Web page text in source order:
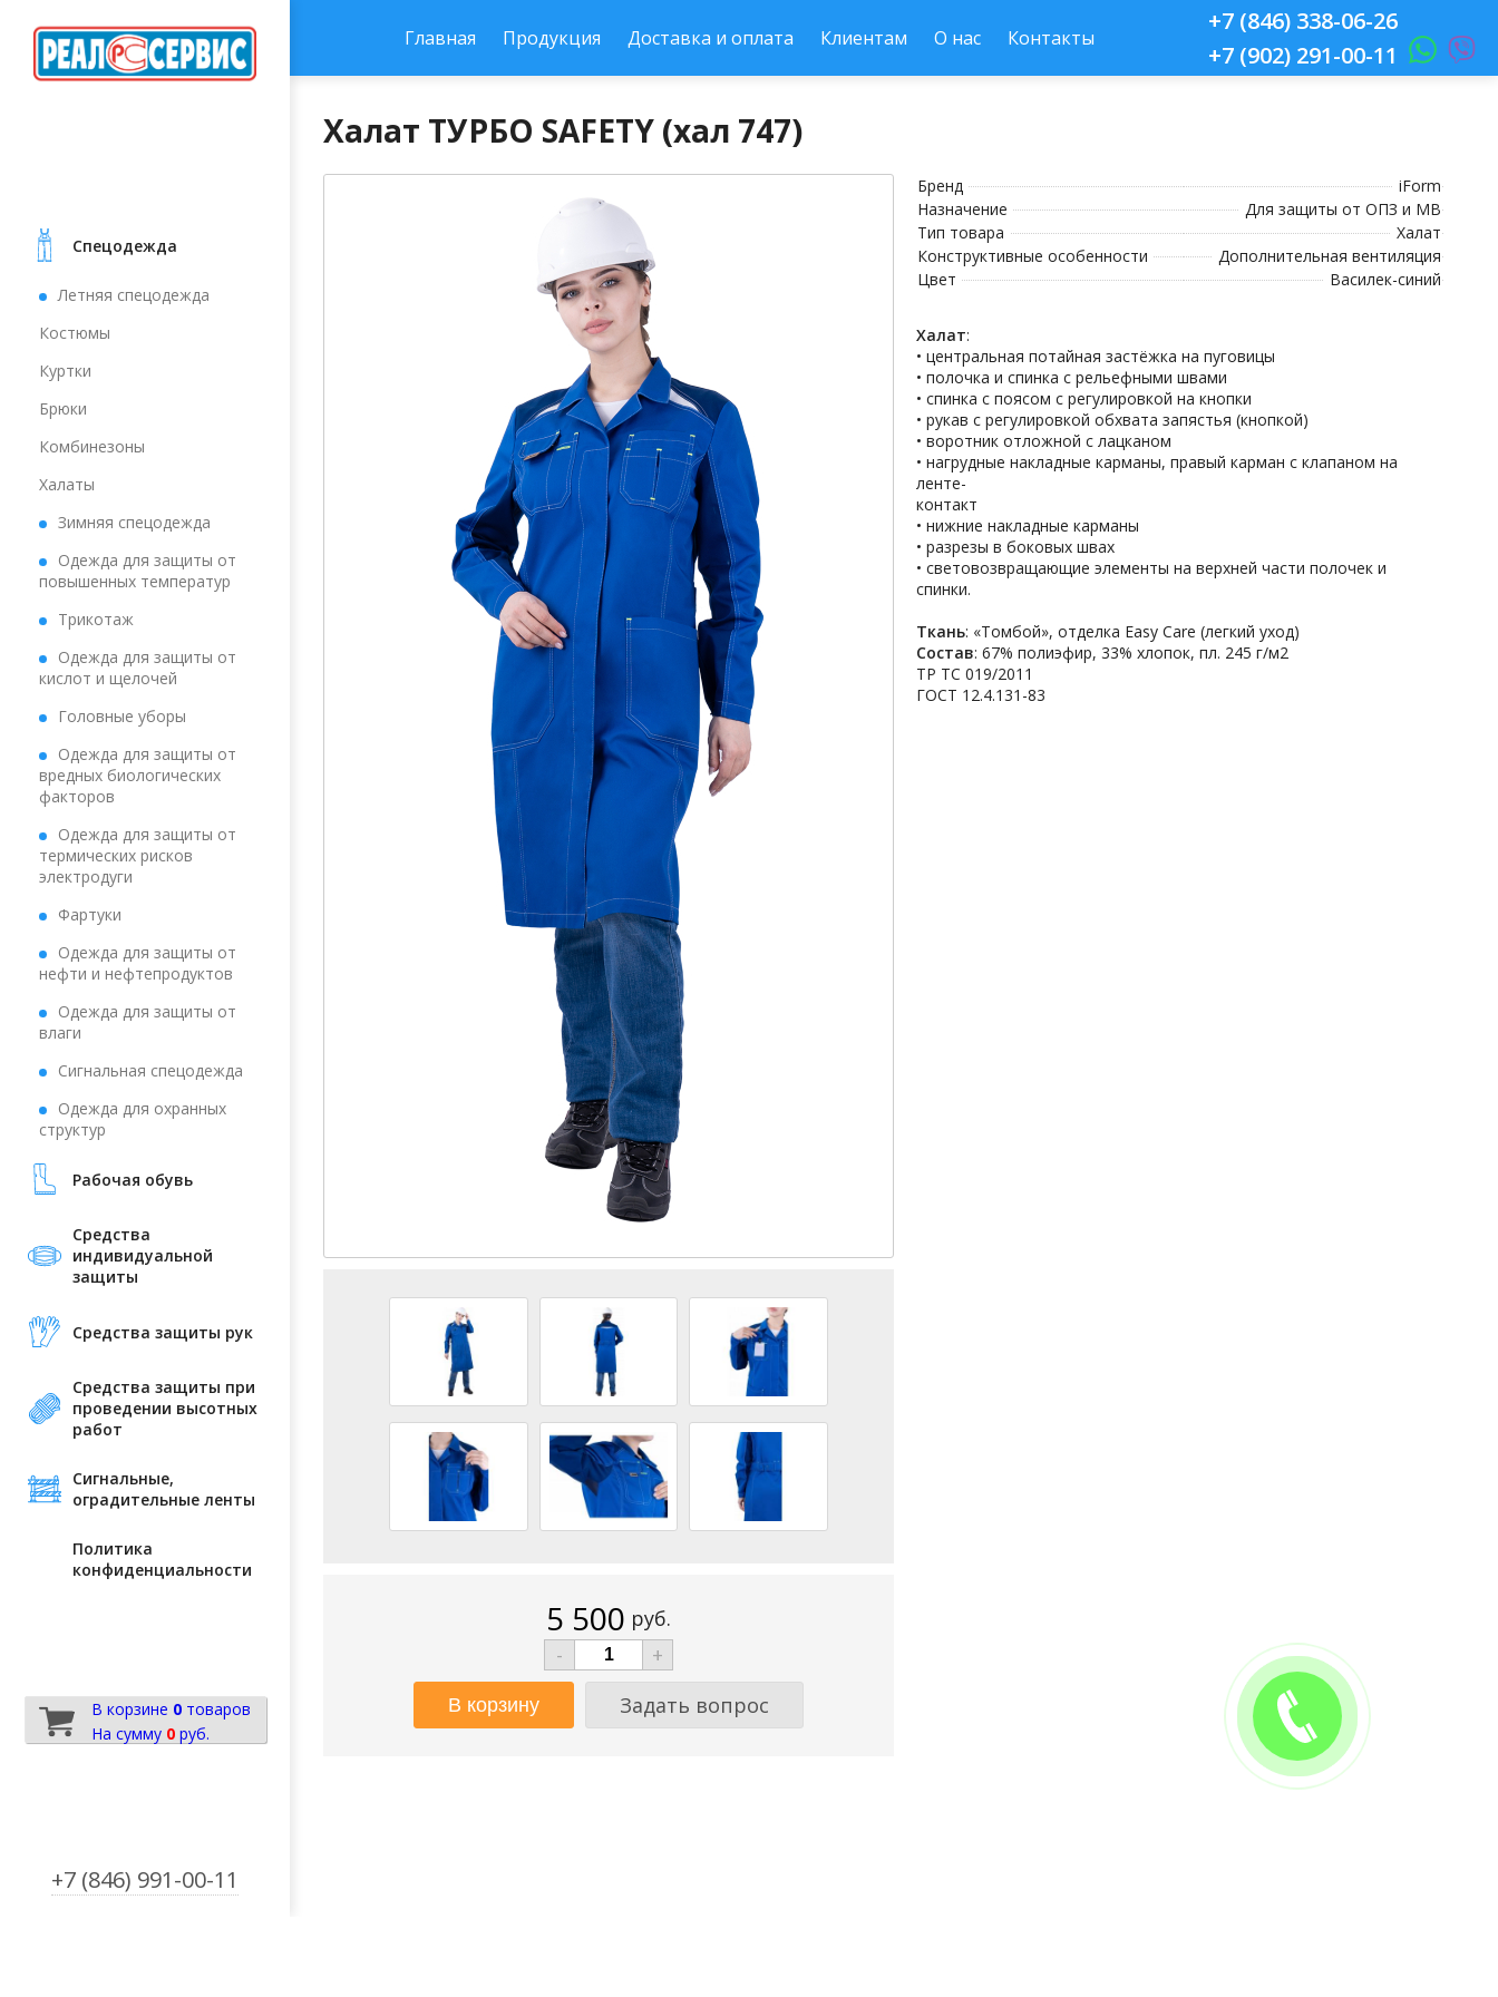
Cпецодежда
Летняя спецодежда
Костюмы
Куртки
Брюки
Комбинезоны
Халаты
Зимняя спецодежда
Одежда для защиты от
повышенных температур
Трикотаж
Одежда для защиты от
кислот и щелочей
Головные уборы
Одежда для защиты от
вредных биологических
факторов
Одежда для защиты от
термических рисков
электродуги
Фартуки
Одежда для защиты от
нефти и нефтепродуктов
Одежда для защиты от
влаги
Сигнальная спецодежда
Одежда для охранных
структур
Рабочая обувь
Средства
индивидуальной
защиты
Средства защиты рук
Средства защиты при
проведении высотных
работ
Сигнальные,
оградительные ленты
Политика
конфиденциальности
В корзине 0товаров
На сумму 0руб.
+7 (846) 991-00-11
Главная Продукция Доставка и оплата Клиентам О нас Контакты
+7 (846) 338-06-26
+7 (902) 291-00-11
Халат ТУРБО SAFETY (хал 747)
5 500 руб.
-
+
Задать вопрос
Бренд
iForm
Назначение
Для защиты от ОПЗ и МВ
Тип товара
Халат
Конструктивные особенности
Дополнительная вентиляция
Цвет
Василек-синий
Халат:
• центральная потайная застёжка на пуговицы
• полочка и спинка с рельефными швами
• спинка с поясом с регулировкой на кнопки
• рукав с регулировкой обхвата запястья (кнопкой)
• воротник отложной с лацканом
• нагрудные накладные карманы, правый карман с клапаном на
ленте-
контакт
• нижние накладные карманы
• разрезы в боковых швах
• световозвращающие элементы на верхней части полочек и
спинки.
Ткань: «Томбой», отделка Easy Care (легкий уход)
Состав: 67% полиэфир, 33% хлопок, пл. 245 г/м2
ТР ТС 019/2011
ГОСТ 12.4.131-83